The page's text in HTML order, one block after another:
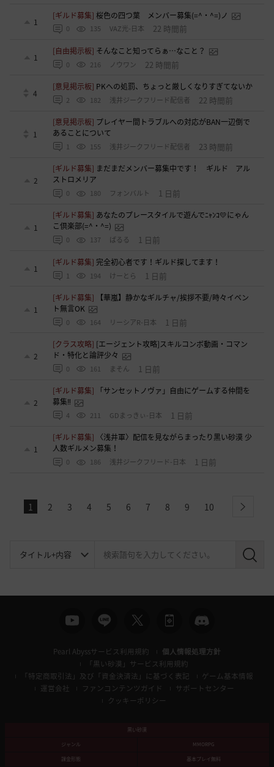
1
[ギルド募集]桜色の四つ葉 メンバー募集(=^・^=)ノ
0 135 VAZ光-日本 22 時間前
1
[自由掲示板] そんなこと知ってらぁ…なこと？
0 216 ノウワン 22 時間前
4
[意見掲示板] PKへの処罰、ちょっと厳しくなりすぎてないか
2 182 浅井ジークフリード配信者 22 時間前
1
[意見掲示板] プレイヤー間トラブルへの対応がBAN一辺倒で
あることについて
1 155 浅井ジークフリード配信者 23 時間前
2
[ギルド募集] まだまだメンバー募集中です！ ギルド アル
ストロメリア
0 180 フォンバルト 1 日前
1
[ギルド募集] あなたのプレースタイルで遊んでﾆｬﾝｺ💛にゃん
こ倶楽部(=^・^=)
0 137 ぱるる 1 日前
1
[ギルド募集] 完全初心者です！ギルド探してます！
1 194 けーとら 1 日前
1
[ギルド募集]
【華嵐】静かなギルチャ/挨拶不要/時々イベン
ト無言OK
0 164 リーシアR-日本 1 日前
2
[クラス攻略] [エージェント攻略]スキルコンボ動画・コマン
ド・特化と論評少々
0 161 まそん 1 日前
2
[ギルド募集]
「サンセットノヴァ」自由にゲームする仲間を
募集‼️
4 211 GDまっきぃ-日本 1 日前
1
[ギルド募集]
〈浅井軍〉配信を見ながらまったり黒い砂漠 少
人数ギルメン募集！
0 186 浅井ジークフリード-日本 1 日前
1 2 3 4 5 6 7 8 9 10 next
検
Pearl Abyssサービス利用規約
個人情報処理方針
「黒い砂漠」サービス利用規約
「特定商取引法」及び「資金決済法」に基づく表記
ゲーム基本情報
運営会社
ファンコンテンツガイド
サポートセンター
クッキーポリシー
黒い砂漠
ジャンル
MMORPG
課金形態
基本プレイ無料